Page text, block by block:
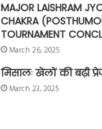
MAJOR LAISHRAM
CHAKRA
TOURNAMENT
March 26, 2025
मिसालः खेलों की बढ़ी
March 23, 2025